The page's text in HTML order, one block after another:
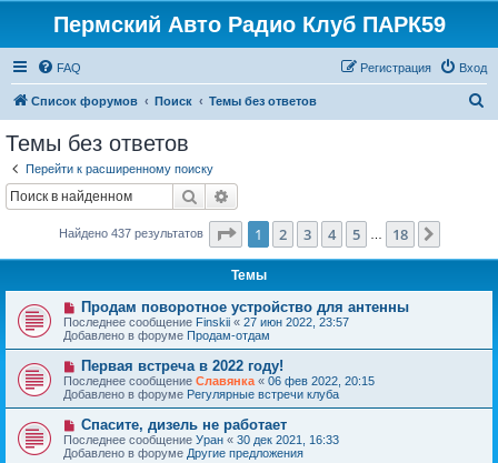
Пермский Авто Радио Клуб ПАРК59
FAQ Вход
Регистрация
Список форумов Поиск Темы без ответов
Темы без ответов
Перейти к расширенному поиску
Поиск
Найдено 437 результатов Страница из 18
1 2 3 4 5 18
Темы
Н
о
в
о
е
с
о
о
б
щ
е
н
Продам поворотное устройство для антенны
Последнее сообщение Finskii « 27 июн 2022, 23:57
Добавлено в форуме Продам-отдам
Н
о
в
о
с
о
о
Первая встреча в 2022 году!
Последнее сообщение Славянка « 06 фев 2022, 20:15
Добавлено в форуме Регулярные встречи клуба
Н
о
в
Спасите, дизель не работает
Последнее сообщение Уран « 30 дек 2021, 16:33
Добавлено в форуме Другие предложения